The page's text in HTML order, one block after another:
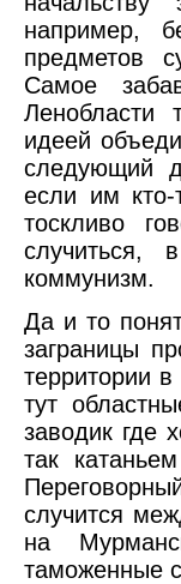
например,
предметов
Самое
Ленобласти
идеей
следующий
если им
тоскливо
случиться,
коммунизм.
Да и то
заграницы
территории в
тут
заводик где
так
случится
на
таможенные